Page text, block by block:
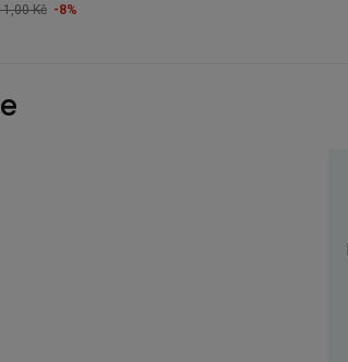
Kč -8%